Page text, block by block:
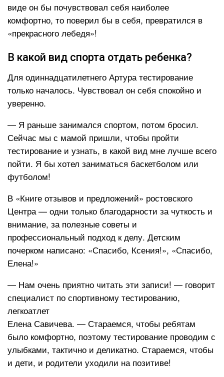
виде он бы почувствовал себя наиболее
комфортно, то поверил бы в себя, превратился в
«прекрасного лебедя»!
В какой вид спорта отдать ребенка?
Для одиннадцатилетнего Артура тестирование
только началось. Чувствовал он себя спокойно и
уверенно.
— Я раньше занимался спортом, потом бросил.
Сейчас мы с мамой пришли, чтобы пройти
тестирование и узнать, в какой вид мне лучше всего
пойти. Я бы хотел заниматься баскетболом или
футболом!
В «Книге отзывов и предложений» ростовского
Центра — одни только благодарности за чуткость и
внимание, за полезные советы и
профессиональный подход к делу. Детским
почерком написано: «Спасибо, Ксения!», «Спасибо,
Елена!»
— Нам очень приятно читать эти записи! — говорит
специалист по спортивному тестированию,
легкоатлет
Елена Савичева. — Стараемся, чтобы ребятам
было комфортно, поэтому тестирование проводим с
улыбками, тактично и деликатно. Стараемся, чтобы
и дети, и родители уходили на позитиве!